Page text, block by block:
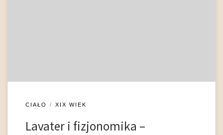
CIAŁO XIX WIEK
Lavater i fizjonomika –